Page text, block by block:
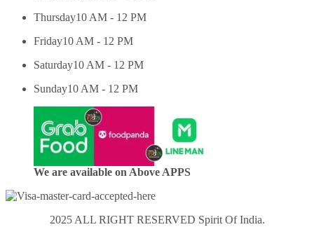
Thursday10 AM - 12 PM
Friday10 AM - 12 PM
Saturday10 AM - 12 PM
Sunday10 AM - 12 PM
We are available on Above APPS
2025 ALL RIGHT RESERVED Spirit Of India.